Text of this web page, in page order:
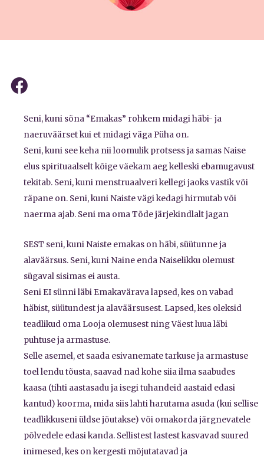
Seni, kuni sõna “Emakas” rohkem midagi häbi- ja
naeruväärset kui et midagi väga Püha on.
Seni, kuni see keha nii loomulik protsess ja samas Naise
elus spirituaalselt kõige väekam aeg kelleski ebamugavust
tekitab. Seni, kuni menstruaalveri kellegi jaoks vastik või
räpane on. Seni, kuni Naiste vägi kedagi hirmutab või
naerma ajab. Seni ma oma Tõde järjekindlalt jagan
SEST seni, kuni Naiste emakas on häbi, süütunne ja
alaväärsus. Seni, kuni Naine enda Naiselikku olemust
sügaval sisimas ei austa.
Seni EI sünni läbi Emakavärava lapsed, kes on vabad
häbist, süütundest ja alaväärsusest. Lapsed, kes oleksid
teadlikud oma Looja olemusest ning Väest luua läbi
puhtuse ja armastuse.
Selle asemel, et saada esivanemate tarkuse ja armastuse
toel lendu tõusta, saavad nad kohe siia ilma saabudes
kaasa (tihti aastasadu ja isegi tuhandeid aastaid edasi
kantud) koorma, mida siis lahti harutama asuda (kui sellise
teadlikkuseni üldse jõutakse) või omakorda järgnevatele
põlvedele edasi kanda. Sellistest lastest kasvavad suured
inimesed, kes on kergesti mõjutatavad ja